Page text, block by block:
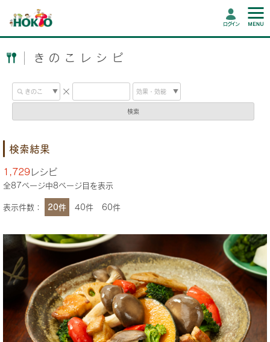
ログイン
きのこレシピ
検索
検索結果
1,729レシピ
全87ページ中8ページ目を表示
表示件数： 20件 40件 60件